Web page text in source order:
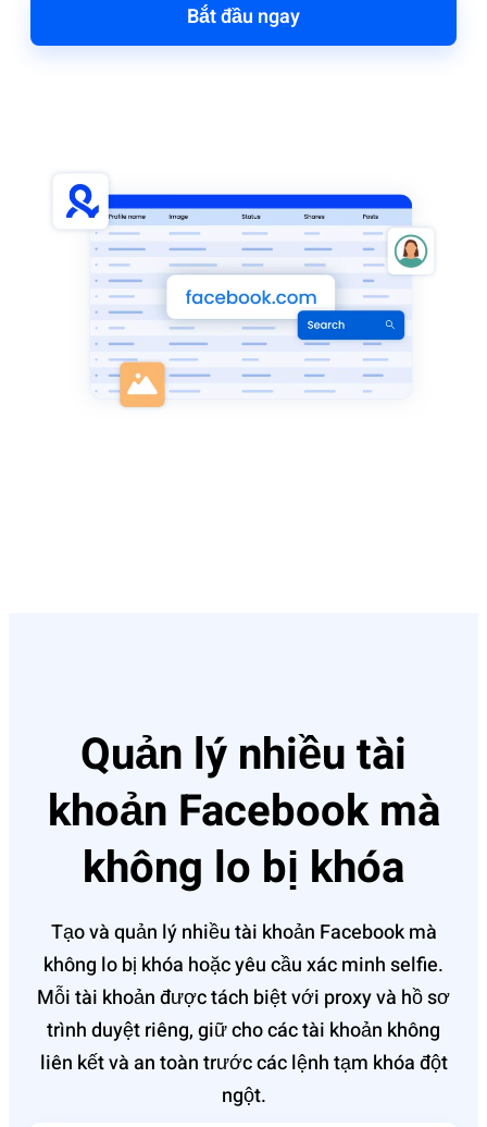
Bắt đầu ngay
Quản lý nhiều tài
khoản Facebook mà
không lo bị khóa
Tạo và quản lý nhiều tài khoản Facebook mà
không lo bị khóa hoặc yêu cầu xác minh selfie.
Mỗi tài khoản được tách biệt với proxy và hồ sơ
trình duyệt riêng, giữ cho các tài khoản không
liên kết và an toàn trước các lệnh tạm khóa đột
ngột.